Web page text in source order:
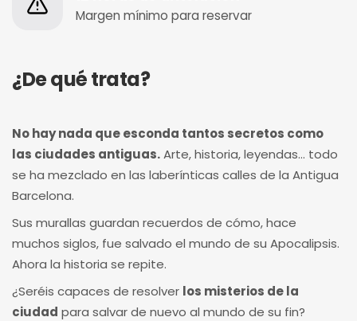
Margen mínimo para reservar
¿De qué trata?
No hay nada que esconda tantos secretos como
las ciudades antiguas.Arte, historia, leyendas... todo
se ha mezclado en las laberínticas calles de la Antigua
Barcelona.
Sus murallas guardan recuerdos de cómo, hace
muchos siglos, fue salvado el mundo de su Apocalipsis.
Ahora la historia se repite.
¿Seréis capaces de resolver los misterios de la
ciudad para salvar de nuevo al mundo de su fin?